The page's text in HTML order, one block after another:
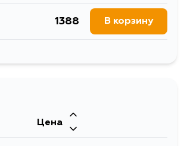
1388 В корзину
Цена